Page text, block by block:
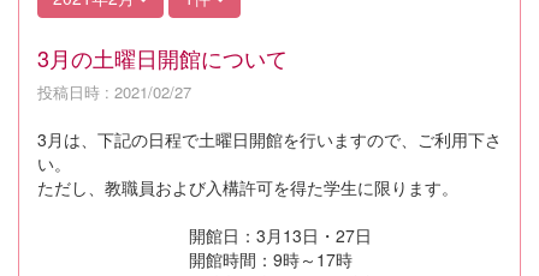
3月の土曜日開館について
投稿日時 : 2021/02/27
3月は、下記の日程で土曜日開館を行いますので、ご利用下さ
い。
ただし、教職員および入構許可を得た学生に限ります。
開館日：3月13日・27日
開館時間：9時～17時